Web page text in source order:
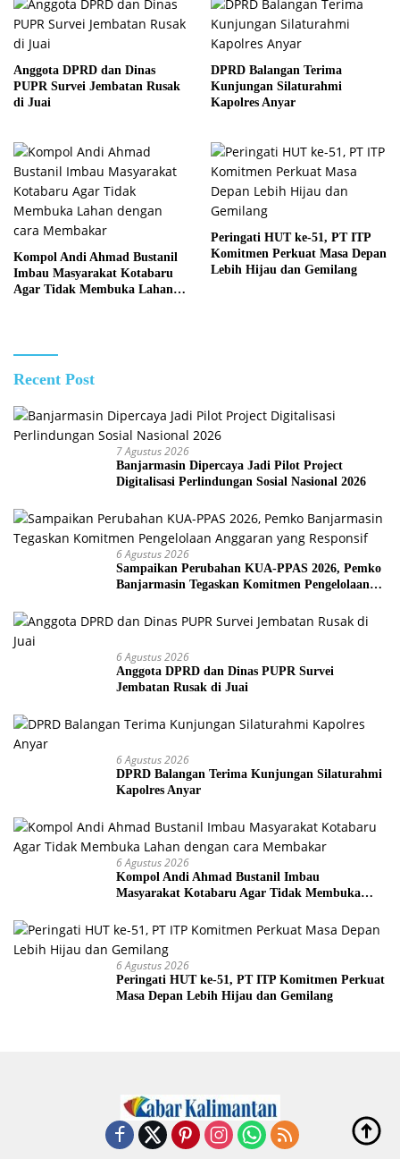
Anggota DPRD dan Dinas
PUPR Survei Jembatan Rusak
di Juai
DPRD Balangan Terima
Kunjungan Silaturahmi
Kapolres Anyar
Kompol Andi Ahmad Bustanil
Imbau Masyarakat Kotabaru
Agar Tidak Membuka Lahan
Peringati HUT ke-51, PT ITP
Komitmen Perkuat Masa Depan
Lebih Hijau dan Gemilang
Recent Post
7 Agustus 2026
Banjarmasin Dipercaya Jadi Pilot Project
Digitalisasi Perlindungan Sosial Nasional 2026
6 Agustus 2026
Sampaikan Perubahan KUA-PPAS 2026, Pemko
Banjarmasin Tegaskan Komitmen Pengelolaan
6 Agustus 2026
Anggota DPRD dan Dinas PUPR Survei
Jembatan Rusak di Juai
6 Agustus 2026
DPRD Balangan Terima Kunjungan Silaturahmi
Kapolres Anyar
6 Agustus 2026
Kompol Andi Ahmad Bustanil Imbau
Masyarakat Kotabaru Agar Tidak Membuka
6 Agustus 2026
Peringati HUT ke-51, PT ITP Komitmen Perkuat
Masa Depan Lebih Hijau dan Gemilang